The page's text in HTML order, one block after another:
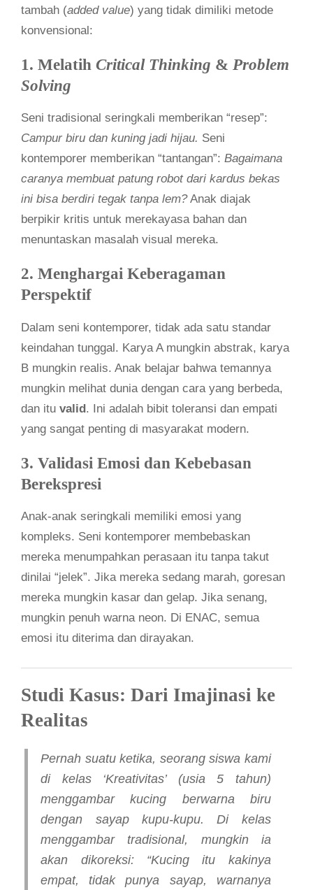
tambah (added value) yang tidak dimiliki metode
konvensional:
1. Melatih Critical Thinking & Problem
Solving
Seni tradisional seringkali memberikan “resep”:
Campur biru dan kuning jadi hijau. Seni
kontemporer memberikan “tantangan”: Bagaimana
caranya membuat patung robot dari kardus bekas
ini bisa berdiri tegak tanpa lem?Anak diajak
berpikir kritis untuk merekayasa bahan dan
menuntaskan masalah visual mereka.
2. Menghargai Keberagaman
Perspektif
Dalam seni kontemporer, tidak ada satu standar
keindahan tunggal. Karya A mungkin abstrak, karya
B mungkin realis. Anak belajar bahwa temannya
mungkin melihat dunia dengan cara yang berbeda,
dan itu valid. Ini adalah bibit toleransi dan empati
yang sangat penting di masyarakat modern.
3. Validasi Emosi dan Kebebasan
Berekspresi
Anak-anak seringkali memiliki emosi yang
kompleks. Seni kontemporer membebaskan
mereka menumpahkan perasaan itu tanpa takut
dinilai “jelek”. Jika mereka sedang marah, goresan
mereka mungkin kasar dan gelap. Jika senang,
mungkin penuh warna neon. Di ENAC, semua
emosi itu diterima dan dirayakan.
Studi Kasus: Dari Imajinasi ke
Realitas
Pernah suatu ketika, seorang siswa kami
di kelas ‘Kreativitas’ (usia 5 tahun)
menggambar kucing berwarna biru
dengan sayap kupu-kupu. Di kelas
menggambar tradisional, mungkin ia
akan dikoreksi: “Kucing itu kakinya
empat, tidak punya sayap, warnanya